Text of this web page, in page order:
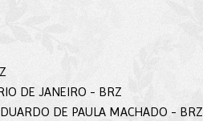
DE JANEIRO - BRZ
DE PAULA MACHADO - BRZ